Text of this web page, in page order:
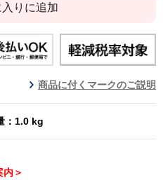
りに追加
商品に付くマークのご説明
：1.0 kg
内＞